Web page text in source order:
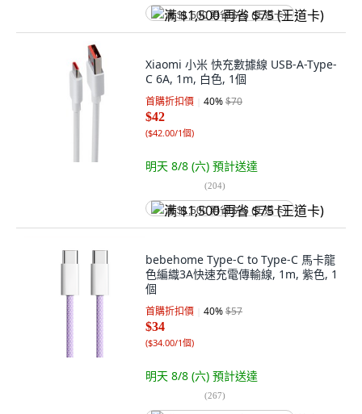
满 $1,500 再省 $75 (王道卡)
Xiaomi 小米 快充數據線 USB-A-Type-
C 6A, 1m, 白色, 1個
首購折扣價 40%$70
$42
($42.00/1個)
明天 8/8 (六) 預計送達
(204)
满 $1,500 再省 $75 (王道卡)
bebehome Type-C to Type-C 馬卡龍
色編織3A快速充電傳輸線, 1m, 紫色, 1
個
首購折扣價 40%$57
$34
($34.00/1個)
明天 8/8 (六) 預計送達
(267)